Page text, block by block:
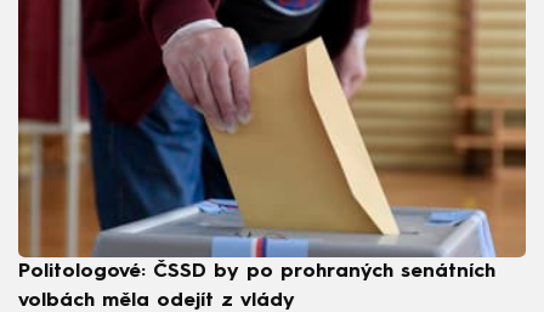
Politologové: ČSSD by po prohraných senátních
volbách měla odejít z vlády